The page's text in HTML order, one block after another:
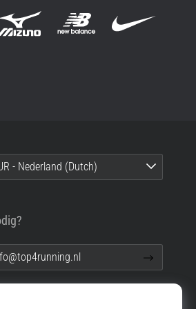
- Nederland (Dutch)